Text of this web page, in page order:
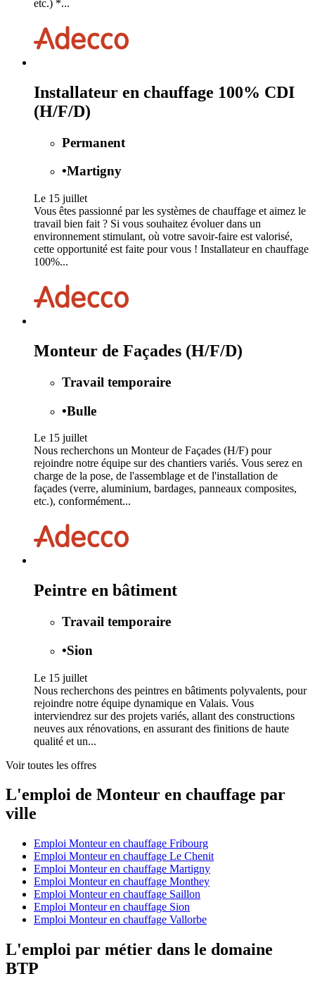
etc.) *...
Installateur en chauffage 100% CDI
(H/F/D)
Permanent
•Martigny
Le 15 juillet
Vous êtes passionné par les systèmes de chauffage et aimez le
travail bien fait ? Si vous souhaitez évoluer dans un
environnement stimulant, où votre savoir-faire est valorisé,
cette opportunité est faite pour vous ! Installateur en chauffage
100%...
Monteur de Façades (H/F/D)
Travail temporaire
•Bulle
Le 15 juillet
Nous recherchons un Monteur de Façades (H/F) pour
rejoindre notre équipe sur des chantiers variés. Vous serez en
charge de la pose, de l'assemblage et de l'installation de
façades (verre, aluminium, bardages, panneaux composites,
etc.), conformément...
Peintre en bâtiment
Travail temporaire
•Sion
Le 15 juillet
Nous recherchons des peintres en bâtiments polyvalents, pour
rejoindre notre équipe dynamique en Valais. Vous
interviendrez sur des projets variés, allant des constructions
neuves aux rénovations, en assurant des finitions de haute
qualité et un...
Voir toutes les offres
L'emploi de Monteur en chauffage par
ville
Emploi Monteur en chauffage Fribourg
Emploi Monteur en chauffage Le Chenit
Emploi Monteur en chauffage Martigny
Emploi Monteur en chauffage Monthey
Emploi Monteur en chauffage Saillon
Emploi Monteur en chauffage Sion
Emploi Monteur en chauffage Vallorbe
L'emploi par métier dans le domaine
BTP